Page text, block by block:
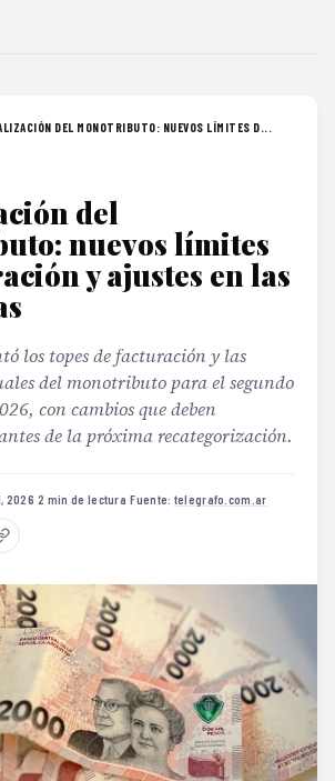
DEL MONOTRIBUTO: NUEVOS LÍMITES D...
del
nuevos límites
y ajustes en las
los topes de facturación y las
del monotributo para el segundo
con cambios que deben
de la próxima recategorización.
2026·2 min de lectura·Fuente: telegrafo.com.ar